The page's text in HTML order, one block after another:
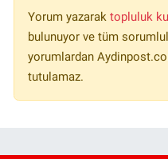
Yorum yazarak topluluk
bulunuyor ve tüm
yorumlardan
tutulamaz.